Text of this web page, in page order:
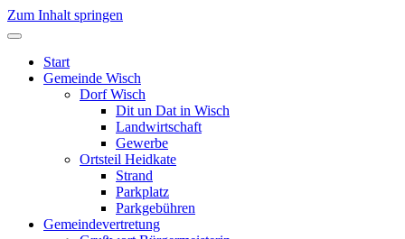
Zum Inhalt springen
Start
Gemeinde Wisch
Dorf Wisch
Dit un Dat in Wisch
Landwirtschaft
Gewerbe
Ortsteil Heidkate
Strand
Parkplatz
Parkgebühren
Gemeindevertretung